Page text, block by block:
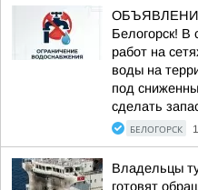
Белогорск! В
работ на
воды на
под
сделать
БЕЛОГОРСК
Владельцы
готовят